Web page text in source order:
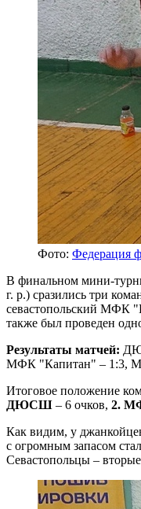
Фото: Федерация
В финальном мини-
г. р.) сразились три
севастопольский МФК
также был проведен
Результаты матчей:
МФК "Капитан" – 1:3,
Итоговое положение
ДЮСШ – 6 очков, 2.
Как видим, у
с огромным запасом
Севастопольцы –